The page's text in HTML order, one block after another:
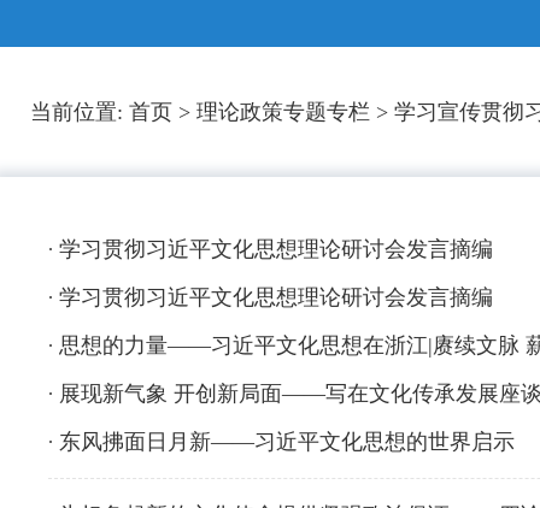
当前位置: 首页 > 理论政策专题专栏 > 学习宣传贯彻
学习贯彻习近平文化思想理论研讨会发言摘编
学习贯彻习近平文化思想理论研讨会发言摘编
思想的力量——习近平文化思想在浙江|赓续文脉
展现新气象 开创新局面——写在文化传承发展座
东风拂面日月新——习近平文化思想的世界启示